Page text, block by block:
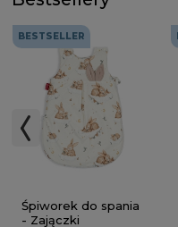
BESTSELLER
Śpiworek do spania
- Zajączki